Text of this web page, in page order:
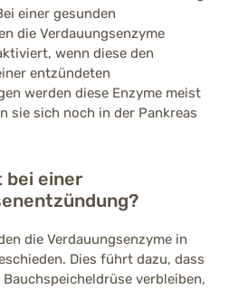
einer gesunden
die Verdauungsenzyme
wenn diese den
entzündeten
werden diese Enzyme meist
sie sich noch in der Pankreas
bei einer
die Verdauungsenzyme in
Dies führt dazu, dass
verbleiben,